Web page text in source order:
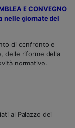
E CONVEGNO
nelle giornate del
di confronto e
delle riforme della
normative.
al Palazzo dei